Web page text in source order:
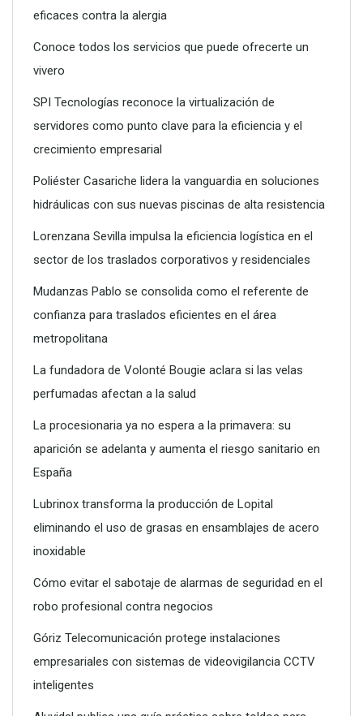
¿Qué tener en cuenta al elegir un abogado?
eficaces contra la alergia
Conoce todos los servicios que puede ofrecerte un
vivero
SPI Tecnologías reconoce la virtualización de
servidores como punto clave para la eficiencia y el
crecimiento empresarial
Poliéster Casariche lidera la vanguardia en soluciones
hidráulicas con sus nuevas piscinas de alta resistencia
Lorenzana Sevilla impulsa la eficiencia logística en el
sector de los traslados corporativos y residenciales
Mudanzas Pablo se consolida como el referente de
confianza para traslados eficientes en el área
metropolitana
La fundadora de Volonté Bougie aclara si las velas
perfumadas afectan a la salud
La procesionaria ya no espera a la primavera: su
aparición se adelanta y aumenta el riesgo sanitario en
España
Lubrinox transforma la producción de Lopital
eliminando el uso de grasas en ensamblajes de acero
inoxidable
Cómo evitar el sabotaje de alarmas de seguridad en el
robo profesional contra negocios
Góriz Telecomunicación protege instalaciones
empresariales con sistemas de videovigilancia CCTV
inteligentes